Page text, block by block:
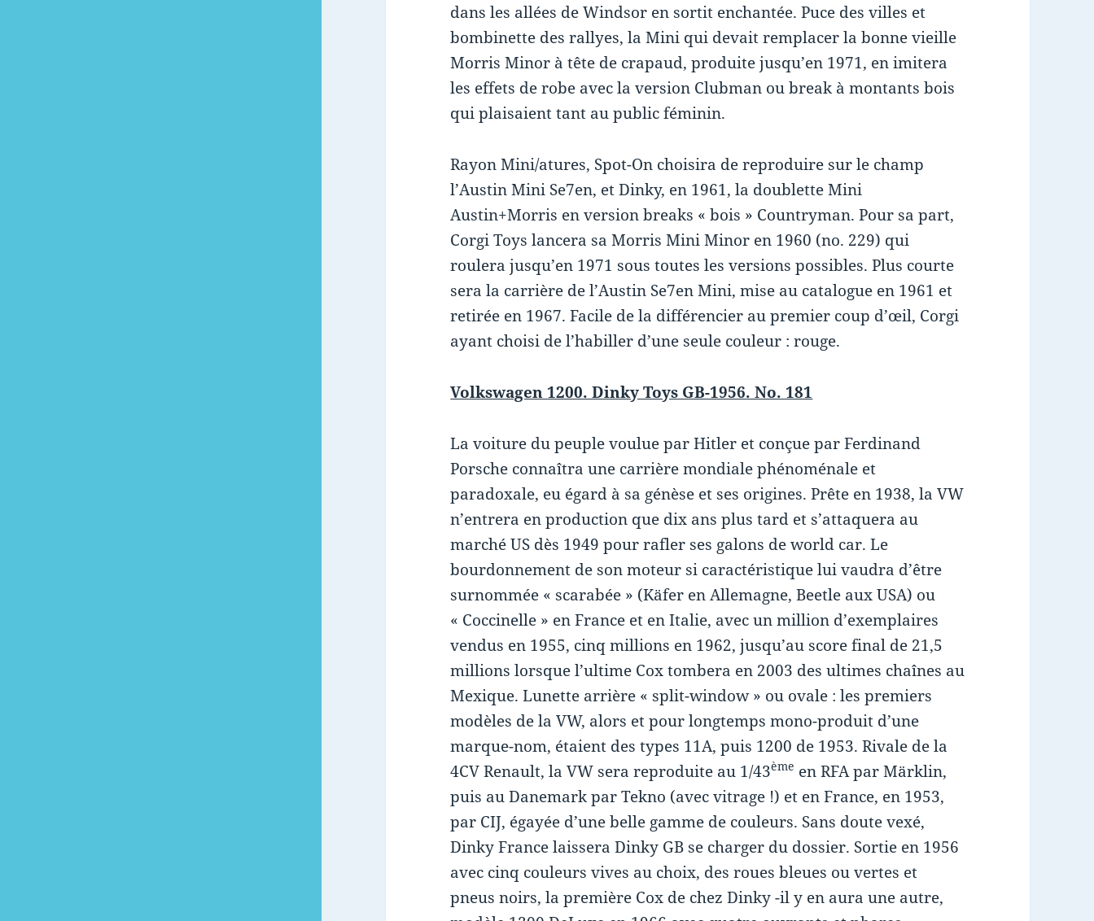
dans les allées de Windsor en sortit enchantée. Puce des villes et
bombinette des rallyes, la Mini qui devait remplacer la bonne vieille
Morris Minor à tête de crapaud, produite jusqu’en 1971, en imitera
les effets de robe avec la version Clubman ou break à montants bois
qui plaisaient tant au public féminin.
Rayon Mini/atures, Spot-On choisira de reproduire sur le champ
l’Austin Mini Se7en, et Dinky, en 1961, la doublette Mini
Austin+Morris en version breaks « bois » Countryman. Pour sa part,
Corgi Toys lancera sa Morris Mini Minor en 1960 (no. 229) qui
roulera jusqu’en 1971 sous toutes les versions possibles. Plus courte
sera la carrière de l’Austin Se7en Mini, mise au catalogue en 1961 et
retirée en 1967. Facile de la différencier au premier coup d’œil, Corgi
ayant choisi de l’habiller d’une seule couleur : rouge.
Volkswagen 1200. Dinky Toys GB-1956. No. 181
La voiture du peuple voulue par Hitler et conçue par Ferdinand
Porsche connaîtra une carrière mondiale phénoménale et
paradoxale, eu égard à sa génèse et ses origines. Prête en 1938, la VW
n’entrera en production que dix ans plus tard et s’attaquera au
marché US dès 1949 pour rafler ses galons de world car. Le
bourdonnement de son moteur si caractéristique lui vaudra d’être
surnommée « scarabée » (Käfer en Allemagne, Beetle aux USA) ou
« Coccinelle » en France et en Italie, avec un million d’exemplaires
vendus en 1955, cinq millions en 1962, jusqu’au score final de 21,5
millions lorsque l’ultime Cox tombera en 2003 des ultimes chaînes au
Mexique. Lunette arrière « split-window » ou ovale : les premiers
modèles de la VW, alors et pour longtemps mono-produit d’une
marque-nom, étaient des types 11A, puis 1200 de 1953. Rivale de la
4CV Renault, la VW sera reproduite au 1/43ème en RFA par Märklin,
puis au Danemark par Tekno (avec vitrage !) et en France, en 1953,
par CIJ, égayée d’une belle gamme de couleurs. Sans doute vexé,
Dinky France laissera Dinky GB se charger du dossier. Sortie en 1956
avec cinq couleurs vives au choix, des roues bleues ou vertes et
pneus noirs, la première Cox de chez Dinky -il y en aura une autre,